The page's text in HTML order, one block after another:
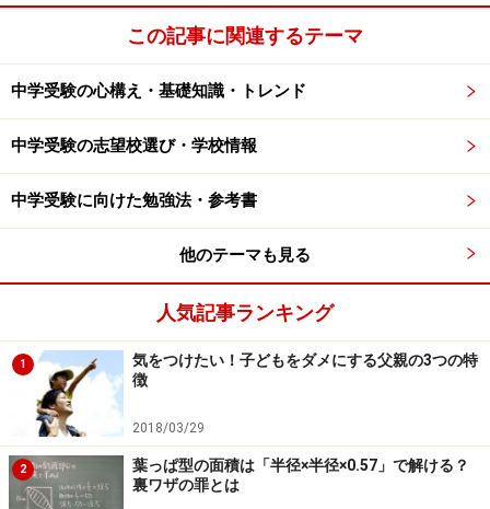
この記事に関連するテーマ
中学受験の心構え・基礎知識・トレンド
中学受験の志望校選び・学校情報
中学受験に向けた勉強法・参考書
他のテーマも見る
人気記事ランキング
1
気をつけたい！子どもをダメにする父親の3つの特
徴
2018/03/29
2
葉っぱ型の面積は「半径×半径×0.57」で解ける？
裏ワザの罪とは